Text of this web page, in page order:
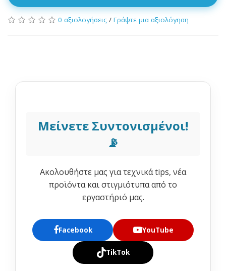
0 αξιολογήσεις / Γράψτε μια αξιολόγηση
Μείνετε Συντονισμένοι!
📡
Ακολουθήστε μας για τεχνικά tips, νέα
προϊόντα και στιγμιότυπα από το
εργαστήριό μας.
Facebook YouTube
TikTok